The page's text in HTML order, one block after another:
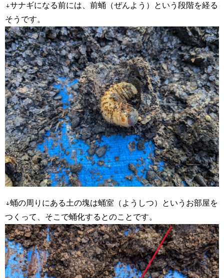
↓サナギになる前には、前蛹（ぜんよう）という段階を経る
そうです。
↓蛹の周りにある土の塊は蛹室（ようしつ）というお部屋を
つくって、そこで蛹化するとのことです。